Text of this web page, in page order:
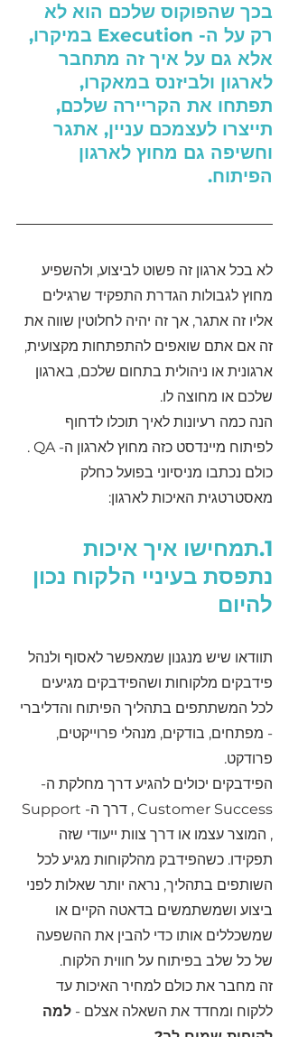
בכך שהפוקוס שלכם הוא לא
רק על ה- Execution במיקרו,
אלא גם על איך זה מתחבר
לארגון ולביזנס במאקרו,
תפתחו את הקריירה שלכם,
תייצרו לעצמכם עניין, אתגר
וחשיפה גם מחוץ לארגון
הפיתוח.
לא בכל ארגון זה פשוט לביצוע, ולהשפיע
מחוץ לגבולות הגדרת התפקיד שרגילים
אליו זה אתגר, אך זה יהיה לחלוטין שווה את
זה אם אתם שואפים להתפתחות מקצועית,
ארגונית או ניהולית בתחום שלכם, בארגון
שלכם או מחוצה לו.
הנה כמה רעיונות לאיך תוכלו לדחוף
לפיתוח מיינדסט כזה מחוץ לארגון ה- QA .
כולם נכתבו מניסיוני בפועל כחלק
מאסטרטגית האיכות לארגון:
1.תמחישו איך איכות
נתפסת בעיניי הלקוח נכון
להיום
תוודאו שיש מנגנון שמאפשר לאסוף ולנהל
פידבקים מלקוחות ושהפידבקים מגיעים
לכל המשתתפים בתהליך הפיתוח והדליברי
- מפתחים, בודקים, מנהלי פרוייקטים,
פרודקט.
הפידבקים יכולים להגיע דרך מחלקת ה-
, המוצר עצמו או דרך צוות ייעודי שזה
תפקידו. כשהפידבק מהלקוחות מגיע לכל
השותפים בתהליך, נראה יותר שאלות לפני
ביצוע ושמשתמשים בדאטה הקיים או
שמשכללים אותו כדי להבין את ההשפעה
של כל שלב בפיתוח על חווית הלקוח.
זה מחבר את כולם למחיר האיכות עד
ללקוח ומחדד את השאלה אצלם - למה